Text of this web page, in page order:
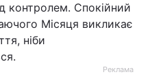
контролем. Спокійний
Місяця викликає
ніби
Реклама